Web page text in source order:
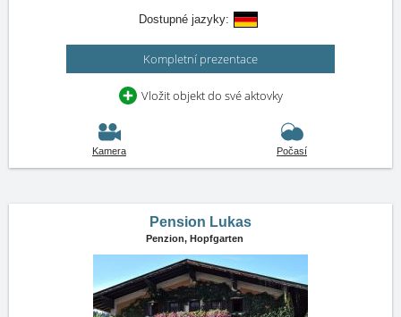
Dostupné jazyky:
Kompletní prezentace
Vložit objekt do své aktovky
Kamera Počasí
Pension Lukas
Penzion, Hopfgarten